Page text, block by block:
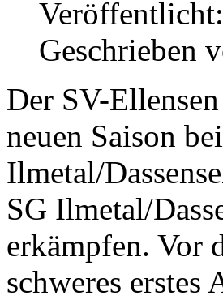
Geschrieben
Der SV-
neuen Saison
Ilmetal/
SG Ilmetal/
erkämpfen. Vor
schweres erstes